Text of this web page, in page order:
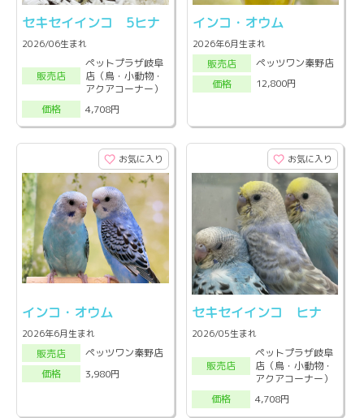
セキセイインコ 5ヒナ
2026/06生まれ
販売店
ペットプラザ岐阜
店（鳥・小動物・
アクアコーナー）
価格
4,708円
インコ・オウム
2026年6月生まれ
販売店
ペッツワン秦野店
価格
12,800円
お気に入り
インコ・オウム
2026年6月生まれ
販売店
ペッツワン秦野店
価格
3,980円
お気に入り
セキセイインコ ヒナ
2026/05生まれ
販売店
ペットプラザ岐阜
店（鳥・小動物・
アクアコーナー）
価格
4,708円